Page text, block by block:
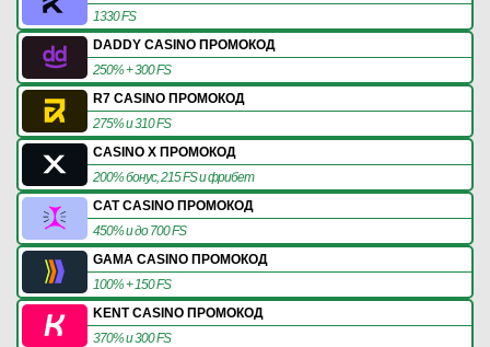
1330 FS
DADDY CASINO ПРОМОКОД
250% + 300 FS
R7 CASINO ПРОМОКОД
275% и 310 FS
CASINO X ПРОМОКОД
200% бонус, 215 FS и фрибет
CAT CASINO ПРОМОКОД
450% и до 700 FS
GAMA CASINO ПРОМОКОД
100% + 150 FS
KENT CASINO ПРОМОКОД
370% и 300 FS